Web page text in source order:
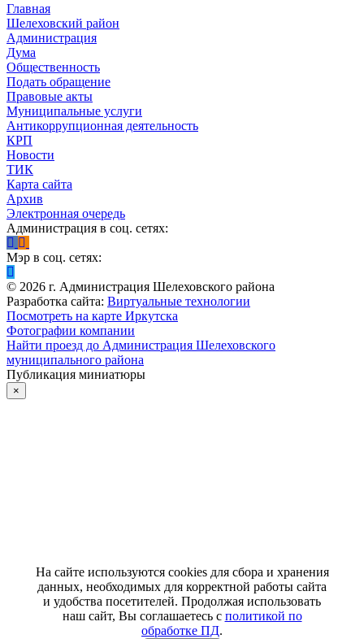
Главная
Шелеховский район
Администрация
Дума
Общественность
Подать обращение
Правовые акты
Муниципальные услуги
Антикоррупционная деятельность
КРП
Новости
ТИК
Карта сайта
Архив
Электронная очередь
Администрация в соц. сетях:
Мэр в соц. сетях:
© 2026 г. Администрация Шелеховского района
Разработка сайта: Виртуальные технологии
Посмотреть на карте Иркутска
Фотографии компании
Найти проезд до Администрация Шелеховского
муниципального района
Публикация миниатюры
×
На сайте используются cookies для сбора и хранения
данных, необходимых для корректной работы сайта
и удобства посетителей. Продолжая использовать
наш сайт, Вы соглашаетесь с политикой по
обработке ПД.